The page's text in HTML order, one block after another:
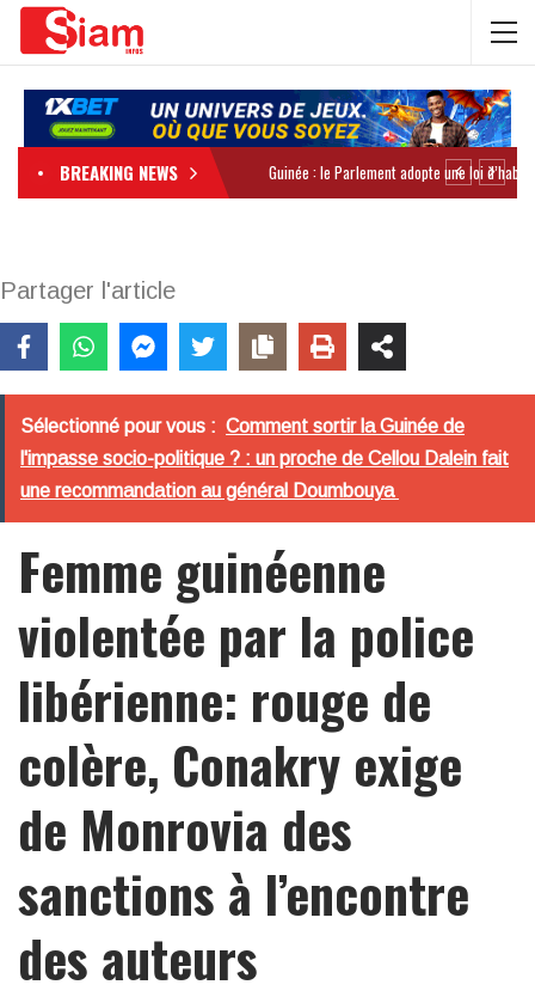
BREAKING NEWS
Partager l'article
Sélectionné pour vous : Comment sortir la Guinée de
l'impasse socio-politique ? : un proche de Cellou Dalein fait
une recommandation au général Doumbouya
Femme guinéenne
violentée par la police
libérienne: rouge de
colère, Conakry exige
de Monrovia des
sanctions à l’encontre
des auteurs